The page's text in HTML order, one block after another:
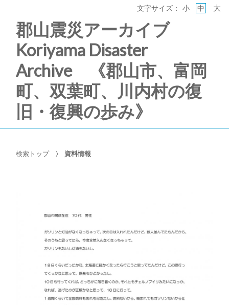
郡山震災アーカイブ
Koriyama Disaster
Archive 《郡山市、富岡
町、双葉町、川内村の復
旧・復興の歩み》
文字サイズ： 小 中 大
検索トップ 資料情報